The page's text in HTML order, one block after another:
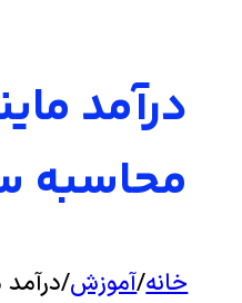
محاسبه
خانه/آموزش/